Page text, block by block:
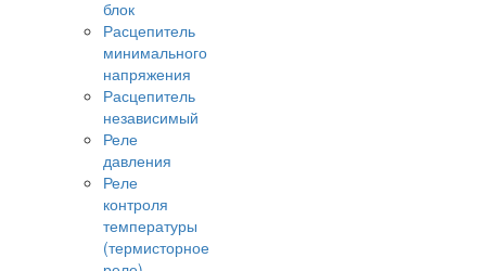
блок
Расцепитель
минимального
напряжения
Расцепитель
независимый
Реле
давления
Реле
контроля
температуры
(термисторное